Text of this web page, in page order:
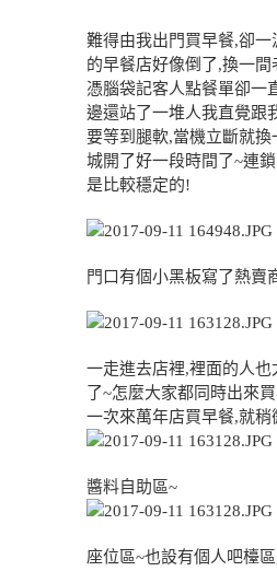
難得由我出門買早餐,卻一
的早餐店好像倒了,換一間
憑腦袋記客人點餐單卻一
邊還站了一堆人我直覺跟
要等到腿軟,當機立斷就
城開了好一段時間了~連
是比較穩定的!
門口有個小黑板寫了熱賣
一走進去店裡,裡面的人
了~怎麼大家都同時出來
一次來萬年店買早餐,就稍
醬料自助區~
座位區~也設有個人吧檯